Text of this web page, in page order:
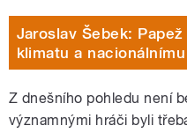
Jaroslav Šebek:
klimatu a
Z dnešního pohledu není
významnými hráči byli